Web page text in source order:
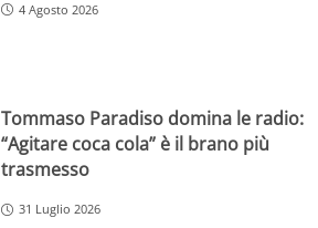
4 Agosto 2026
Tommaso Paradiso domina le radio:
“Agitare coca cola” è il brano più
trasmesso
31 Luglio 2026